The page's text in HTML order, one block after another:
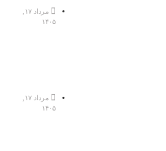
۱۴۰۵
۱۴۰۵